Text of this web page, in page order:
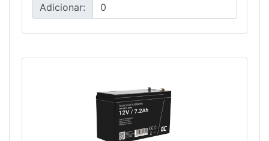
Adicionar: